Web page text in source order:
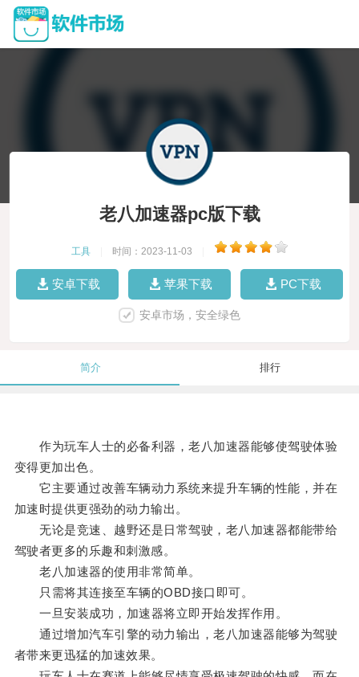
老八加速器pc版下载
工具 时间：2023-11-03
安卓下载 苹果下载 PC下载
安卓市场，安全绿色
简介 排行
作为玩车人士的必备利器，老八加速器能够使驾驶体验
变得更加出色。
它主要通过改善车辆动力系统来提升车辆的性能，并在
加速时提供更强劲的动力输出。
无论是竞速、越野还是日常驾驶，老八加速器都能带给
驾驶者更多的乐趣和刺激感。
老八加速器的使用非常简单。
只需将其连接至车辆的OBD接口即可。
一旦安装成功，加速器将立即开始发挥作用。
通过增加汽车引擎的动力输出，老八加速器能够为驾驶
者带来更迅猛的加速效果。